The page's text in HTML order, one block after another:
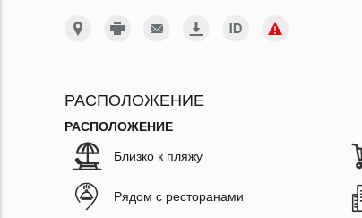
РАСПОЛОЖЕНИЕ
РАСПОЛОЖЕНИЕ
Близко к пляжу
Рядом с ресторанами